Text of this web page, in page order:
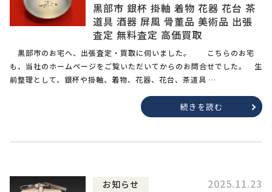
黒部市 銀杯 掛軸 着物 花器 花台 茶
道具 酒器 屏風 骨董品 美術品 出張
査定 無料査定 高価買取
黒部市のお宅へ、出張査定・買取に伺いました。 こちらのお宅
も、当社のホームページをご覧いただいてからのお問合せでした。 生
前整理として、銀杯や掛軸、着物、花器、花台、茶道具 …
続きを読む
お知らせ
2025.11.23